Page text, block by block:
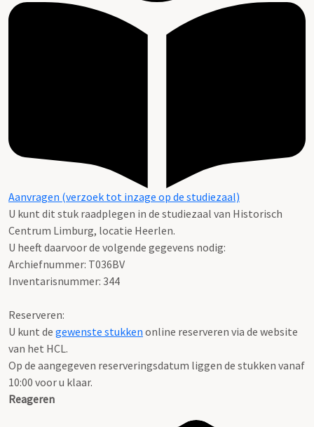
Aanvragen (verzoek tot inzage op de studiezaal)
U kunt dit stuk raadplegen in de studiezaal van Historisch
Centrum Limburg, locatie Heerlen.
U heeft daarvoor de volgende gegevens nodig:
Archiefnummer: T036BV
Inventarisnummer: 344
Reserveren:
U kunt de gewenste stukken online reserveren via de website
van het HCL.
Op de aangegeven reserveringsdatum liggen de stukken vanaf
10:00 voor u klaar.
Reageren